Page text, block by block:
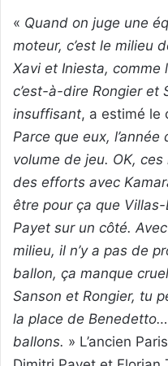
« Quand on juge une
moteur, c’est le milieu
Xavi et Iniesta, comme
c’est-à-dire Rongier et
insuffisant, a estimé le
Parce que eux,
volume de jeu. OK,
des efforts avec
être pour ça que
Payet sur un côté.
milieu, il n’y a pas de
ballon, ça manque
Sanson et Rongier, tu
la place de
ballons. » L’ancien